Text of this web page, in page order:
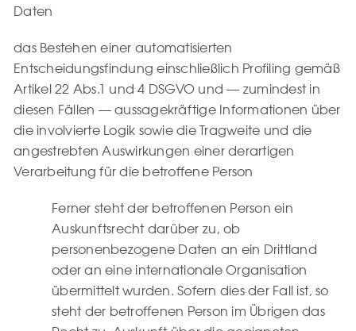
Daten
das Bestehen einer automatisierten
Entscheidungsfindung einschließlich Profiling gemäß
Artikel 22 Abs.1 und 4 DSGVO und — zumindest in
diesen Fällen — aussagekräftige Informationen über
die involvierte Logik sowie die Tragweite und die
angestrebten Auswirkungen einer derartigen
Verarbeitung für die betroffene Person
Ferner steht der betroffenen Person ein
Auskunftsrecht darüber zu, ob
personenbezogene Daten an ein Drittland
oder an eine internationale Organisation
übermittelt wurden. Sofern dies der Fall ist, so
steht der betroffenen Person im Übrigen das